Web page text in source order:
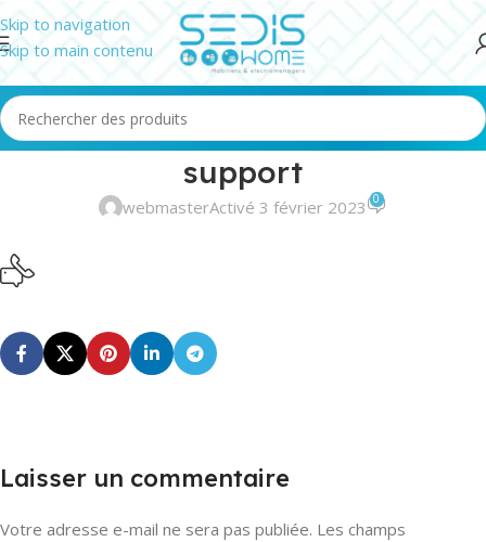
Skip to navigation
Skip to main contenu
support
webmasterActivé 3 février 2023 0
Laisser un commentaire
Votre adresse e-mail ne sera pas publiée. Les champs